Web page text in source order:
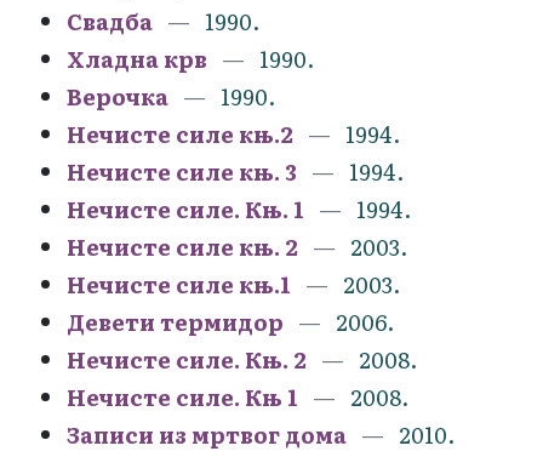
Свадба
1990.
Хладна крв
1990.
Верочка
1990.
Нечисте силе књ.2
1994.
Нечисте силе књ. 3
1994.
Нечисте силе. Књ. 1
1994.
Нечисте силе књ. 2
2003.
Нечисте силе књ.1
2003.
Девети термидор
2006.
Нечисте силе. Књ. 2
2008.
Нечисте силе. Књ 1
2008.
Записи из мртвог дома
2010.